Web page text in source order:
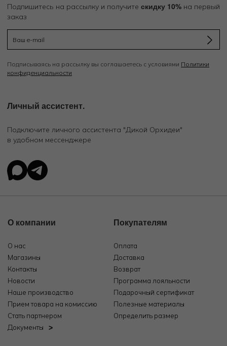
Подпишитесь на рассылку и получите скидку 10% на первый
заказ
Подписываясь на рассылку вы соглашаетесь с условиями Политики
конфиденциальности
Личный ассистент.
Подключите личного ассистента "Дикой Орхидеи"
в удобном мессенджере
О компании
О нас
Магазины
Контакты
Новости
Наше производство
Прием товара на комиссию
Стать партнером
Документы
Покупателям
Оплата
Доставка
Возврат
Программа лояльности
Подарочный сертификат
Полезные материалы
Определить размер